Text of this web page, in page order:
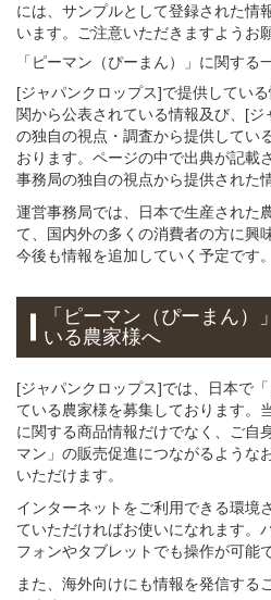
には、サンプルとして登録された情
います。ご注意いただきますようお
「ピーマン（ぴーまん）」 に関する
[ジャパンクロップス]で提供してい
関から公表されている情報及び、[
の独自の視点・調査から提供してい
おります。ページの中で出典が記載
事務局の独自の視点から提供された
運営事務局では、日本で生産された
て、国内外の多くの消費者の方に興
今後も情報を追加していく予定です。
「ピーマン（ぴーまん）」
いる 農家様へ
[ジャパンクロップス]では、日本で
ている農家様を募集しております。
に関する商品情報だけでなく、ご自
マン」の販売促進につながるような
いただけます。
インターネットをご利用できる環境
ていただければお使いになれます。
フォンやタブレットでも操作が可能で
また、海外向けにも情報を発信する